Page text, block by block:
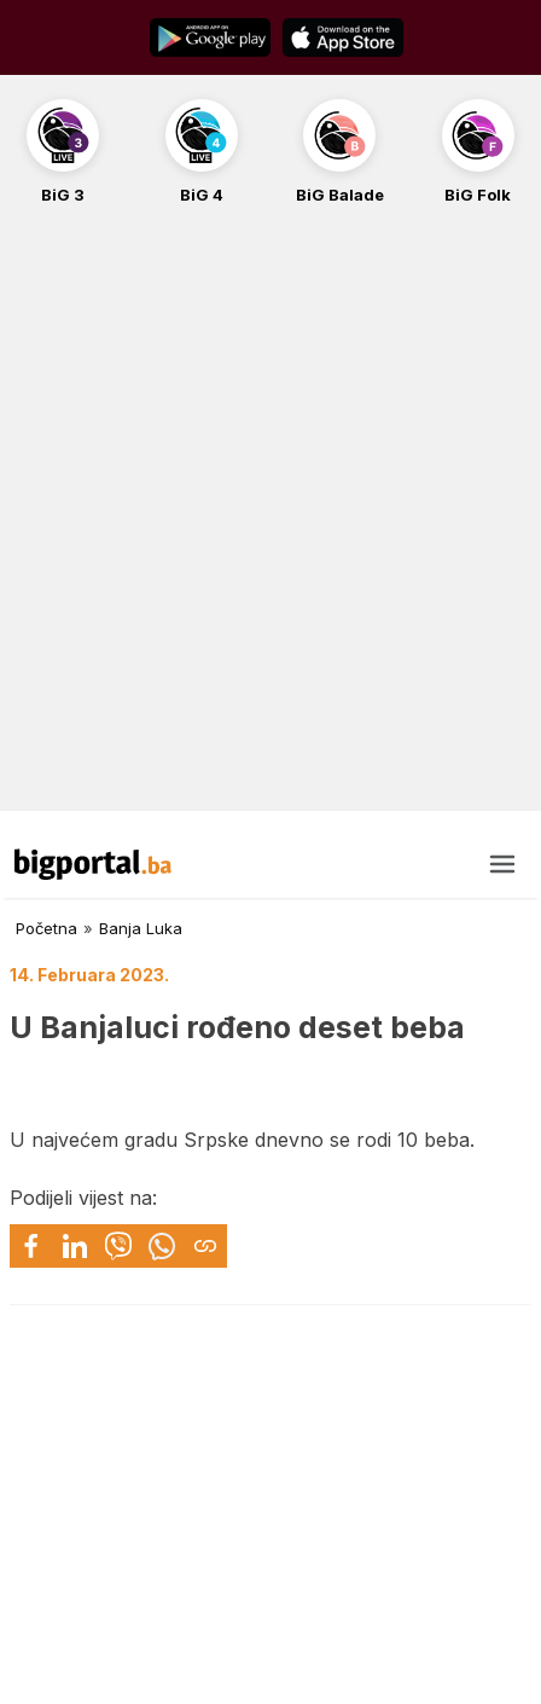
content
BiG 3 BiG 4 BiG Balade BiG Folk
Početna » Banja Luka
14. Februara 2023.
U Banjaluci rođeno deset beba
U najvećem gradu Srpske dnevno se rodi 10 beba.
Podijeli vijest na: